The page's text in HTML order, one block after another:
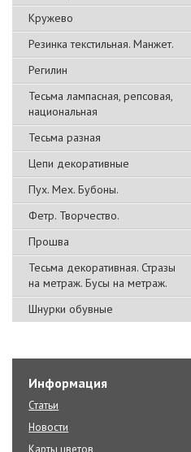
Кружево
Резинка текстильная. Манжет.
Регилин
Тесьма лампасная, репсовая,
национальная
Тесьма разная
Цепи декоративные
Пух. Мех. Бубоны.
Фетр. Творчество.
Прошва
Тесьма декоративная. Стразы
на метраж. Бусы на метраж.
Шнурки обувные
Информация
Статьи
Новости
Карты цветов